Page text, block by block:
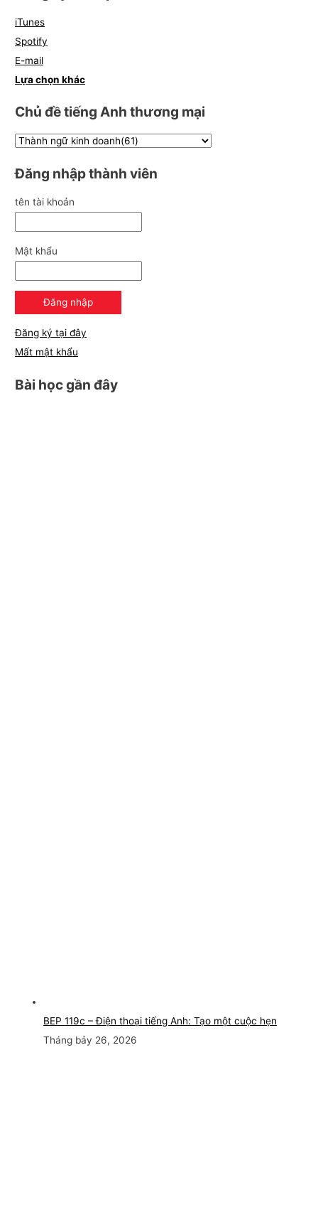
iTunes
Spotify
E-mail
Lựa chọn khác
Chủ đề tiếng Anh thương mại
Đăng nhập thành viên
tên tài khoản
Mật khẩu
Đăng ký tại đây
Mất mật khẩu
Bài học gần đây
BEP 119c – Điện thoại tiếng Anh: Tạo một cuộc hẹn
Tháng bảy 26, 2026